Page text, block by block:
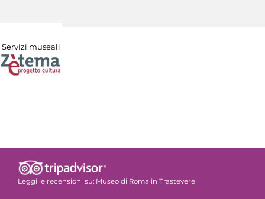
Servizi museali
Leggi le recensioni su: Museo di Roma in Trastevere